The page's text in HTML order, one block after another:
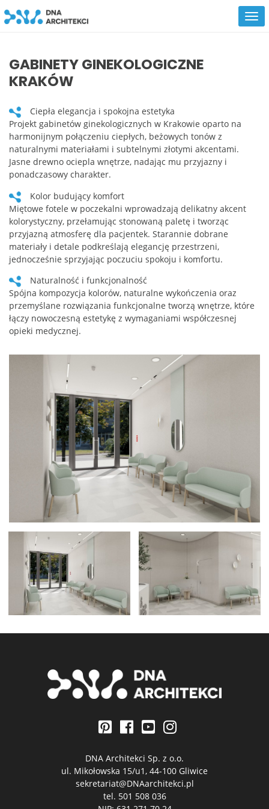
GABINETY GINEKOLOGICZNE
KRAKÓW
Ciepła elegancja i spokojna estetyka
Projekt gabinetów ginekologicznych w Krakowie oparto na
harmonijnym połączeniu ciepłych, beżowych tonów z
naturalnymi materiałami i subtelnymi złotymi akcentami.
Jasne drewno ociepla wnętrze, nadając mu przyjazny i
ponadczasowy charakter.
Kolor budujący komfort
Miętowe fotele w poczekalni wprowadzają delikatny akcent
kolorystyczny, przełamując stonowaną paletę i tworząc
przyjazną atmosferę dla pacjentek. Starannie dobrane
materiały i detale podkreślają elegancję przestrzeni,
jednocześnie sprzyjając poczuciu spokoju i komfortu.
Naturalność i funkcjonalność
Spójna kompozycja kolorów, naturalne wykończenia oraz
przemyślane rozwiązania funkcjonalne tworzą wnętrze, które
łączy nowoczesną estetykę z wymaganiami współczesnej
opieki medycznej.
DNA Architekci Sp. z o.o.
ul. Mikołowska 15/u1, 44-100 Gliwice
sekretariat@DNAarchitekci.pl
tel. 501 508 036